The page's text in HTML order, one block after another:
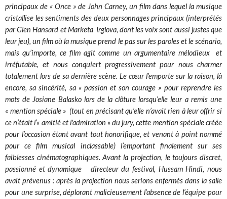
principaux de « Once » de John Carney, un film dans lequel la musique
cristallise les sentiments des deux personnages principaux (interprétés
par Glen Hansard et Marketa Irglova, dont les voix sont aussi justes que
leur jeu), un film où la musique prend le pas sur les paroles et le scénario,
mais qu’importe, ce film agit comme un argumentaire mélodieux et
irréfutable, et nous conquiert progressivement pour nous charmer
totalement lors de sa dernière scène. Le cœur l’emporte sur la raison, là
encore, sa sincérité, sa « passion et son courage » pour reprendre les
mots de Josiane Balasko lors de la clôture lorsqu’elle leur a remis une
« mention spéciale » (tout en précisant qu’elle n’avait rien à leur offrir si
ce n’était l’« amitié et l'admiration » du jury, cette mention spéciale créée
pour l’occasion étant avant tout honorifique, et venant à point nommé
pour ce film musical inclassable) l’emportant finalement sur ses
faiblesses cinématographiques. Avant la projection, le toujours discret,
passionné et dynamique directeur du festival, Hussam Hindi, nous
avait prévenus : après la projection nous serions enfermés dans la salle
pour une surprise, déplorant malicieusement l’absence de l’équipe pour